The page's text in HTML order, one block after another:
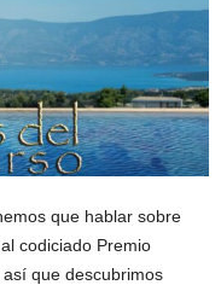
que hablar sobre
codiciado Premio
que descubrimos